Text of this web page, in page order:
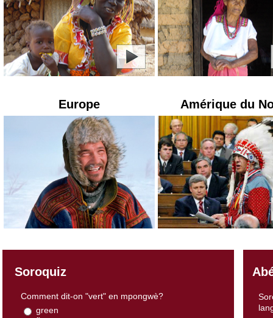
Europe Amérique du
Soroquiz
Comment dit-on "vert" en mpongwè?
green